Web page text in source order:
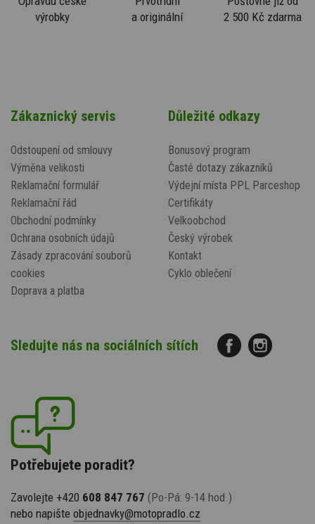
výrobky
a originální
2 500 Kč zdarma
Zákaznický servis
Odstoupení od smlouvy
Výměna velikosti
Reklamační formulář
Reklamační řád
Obchodní podmínky
Ochrana osobních údajů
Zásady zpracování souborů
cookies
Doprava a platba
Důležité odkazy
Bonusový program
Časté dotazy zákazníků
Výdejní místa PPL Parceshop
Certifikáty
Velkoobchod
Český výrobek
Kontakt
Cyklo oblečení
Sledujte nás na sociálních sítích
Potřebujete poradit?
Zavolejte +420 608 847 767 (Po-Pá: 9-14 hod.)
nebo napište objednavky@motopradlo.cz